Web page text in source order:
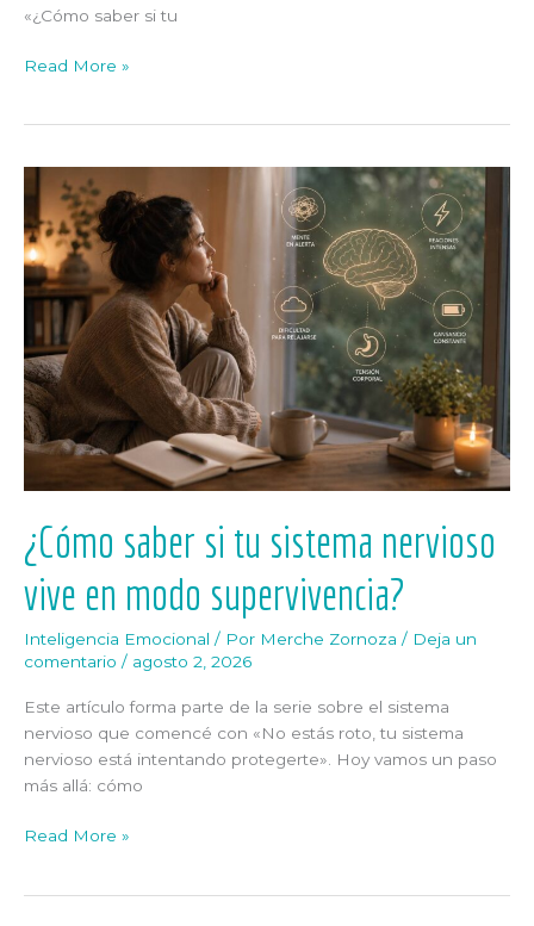
«¿Cómo saber si tu
Read More »
¿Cómo saber si tu sistema nervioso
vive en modo supervivencia?
Inteligencia Emocional / Por Merche Zornoza / Deja un
comentario / agosto 2, 2026
Este artículo forma parte de la serie sobre el sistema
nervioso que comencé con «No estás roto, tu sistema
nervioso está intentando protegerte». Hoy vamos un paso
más allá: cómo
¿Cómo
saber
si
tu
sistema
nervioso
vive
en
modo
supervivencia?
Read More »